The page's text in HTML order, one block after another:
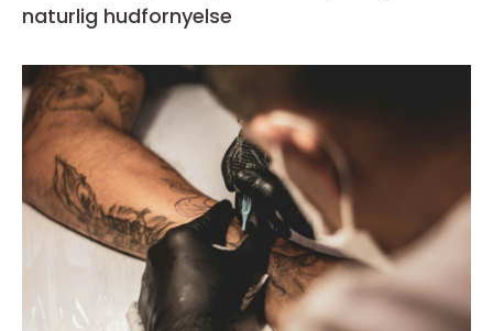
naturlig hudfornyelse